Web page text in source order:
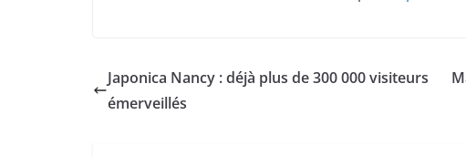
Japonica Nancy : déjà plus de 300 000 visiteurs
émerveillés